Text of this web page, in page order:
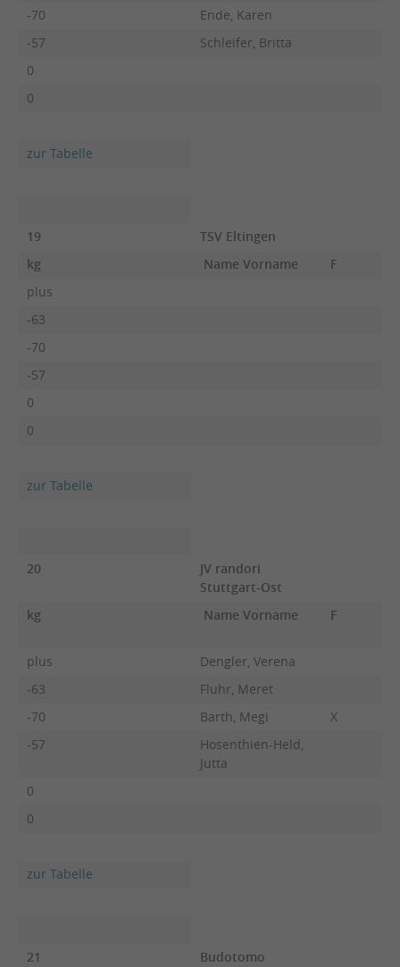
-70
Ende, Karen
-57
Schleifer, Britta
0
0
zur Tabelle
19
TSV Eltingen
kg
Name Vorname
F
plus
-63
-70
-57
0
0
zur Tabelle
20
JV randori
Stuttgart-Ost
kg
Name Vorname F
plus
Dengler, Verena
-63
Fluhr, Meret
-70
Barth, Megi
X
-57
Hosenthien-Held,
Jutta
0
0
zur Tabelle
21
Budotomo